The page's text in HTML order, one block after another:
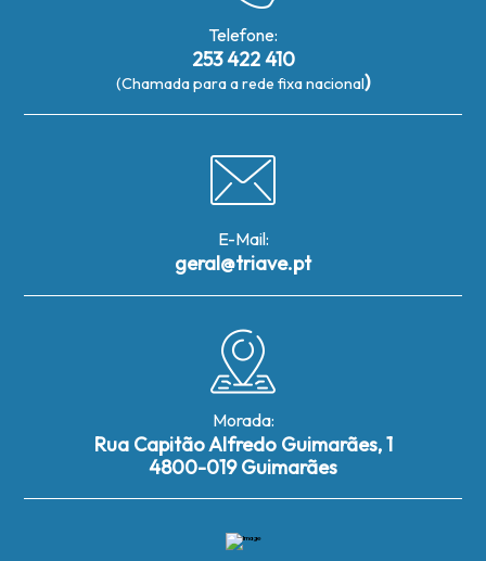
Telefone:
253 422 410
(Chamada para a rede fixa nacional)
E-Mail:
geral@triave.pt
Morada:
Rua Capitão Alfredo Guimarães, 1
4800-019 Guimarães